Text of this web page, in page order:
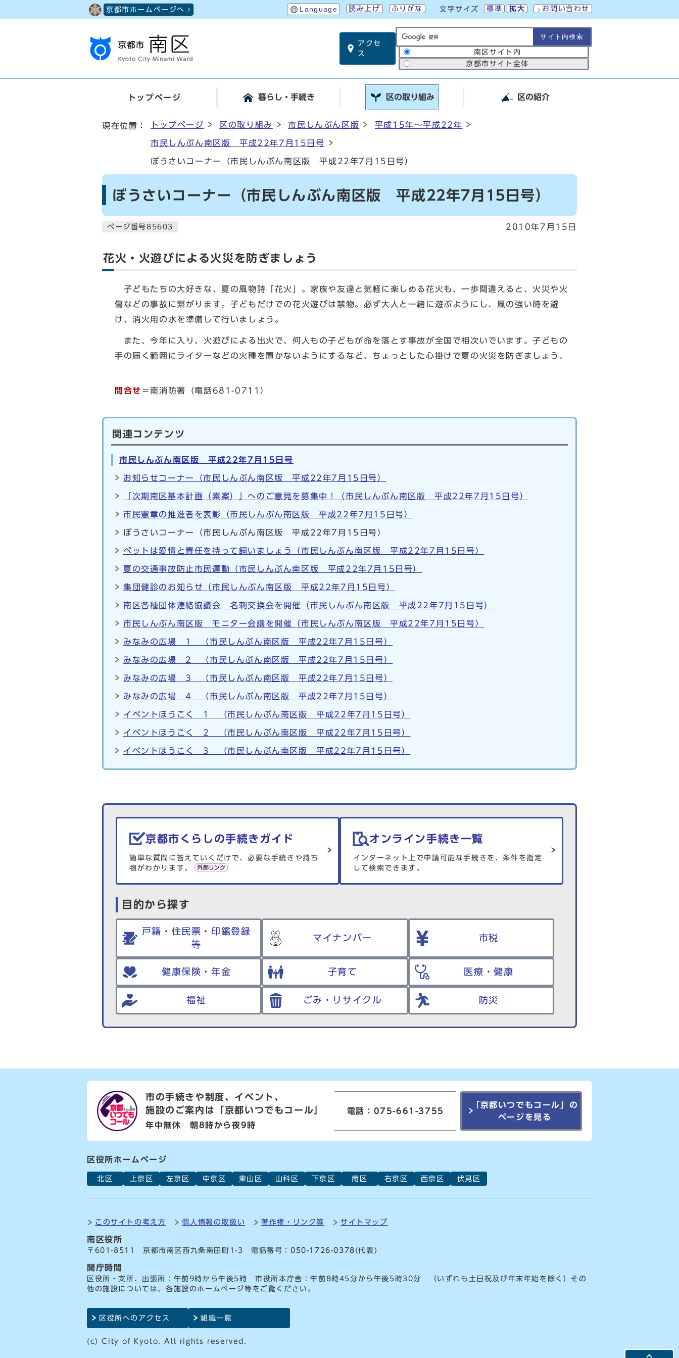
京都市ホームページへ Language 読み上げ ふりがな 文字サイズ 標準 拡大 お問い合わせ
アクセ
ス
サイト内検索の範囲
南区サイト内
京都市サイト全体
トップページ 暮らし・手続き 区の取り組み 区の紹介
現在位置： トップページ 区の取り組み 市民しんぶん区版 平成15年～平成22年
市民しんぶん南区版 平成22年7月15日号
ぼうさいコーナー（市民しんぶん南区版 平成22年7月15日号）
ぼうさいコーナー（市民しんぶん南区版 平成22年7月15日号）
ページ番号85603 2010年7月15日
花火・火遊びによる火災を防ぎましょう
子どもたちの大好きな、夏の風物詩「花火」。家族や友達と気軽に楽しめる花火も、一歩間違えると、火災や火
傷などの事故に繋がります。子どもだけでの花火遊びは禁物。必ず大人と一緒に遊ぶようにし、風の強い時を避
け、消火用の水を準備して行いましょう。
また、今年に入り、火遊びによる出火で、何人もの子どもが命を落とす事故が全国で相次いでいます。子どもの
手の届く範囲にライターなどの火種を置かないようにするなど、ちょっとした心掛けで夏の火災を防ぎましょう。
問合せ ＝南消防署（電話681-0711）
関連コンテンツ
市民しんぶん南区版 平成22年7月15日号
お知らせコーナー（市民しんぶん南区版 平成22年7月15日号）
「次期南区基本計画（素案）」へのご意見を募集中！（市民しんぶん南区版 平成22年7月15日号）
市民憲章の推進者を表彰（市民しんぶん南区版 平成22年7月15日号）
ぼうさいコーナー（市民しんぶん南区版 平成22年7月15日号）
ペットは愛情と責任を持って飼いましょう（市民しんぶん南区版 平成22年7月15日号）
夏の交通事故防止市民運動（市民しんぶん南区版 平成22年7月15日号）
集団健診のお知らせ（市民しんぶん南区版 平成22年7月15日号）
南区各種団体連絡協議会 名刺交換会を開催（市民しんぶん南区版 平成22年7月15日号）
市民しんぶん南区版 モニター会議を開催（市民しんぶん南区版 平成22年7月15日号）
みなみの広場 1 （市民しんぶん南区版 平成22年7月15日号）
みなみの広場 2 （市民しんぶん南区版 平成22年7月15日号）
みなみの広場 3 （市民しんぶん南区版 平成22年7月15日号）
みなみの広場 4 （市民しんぶん南区版 平成22年7月15日号）
イベントほうこく 1 （市民しんぶん南区版 平成22年7月15日号）
イベントほうこく 2 （市民しんぶん南区版 平成22年7月15日号）
イベントほうこく 3 （市民しんぶん南区版 平成22年7月15日号）
生活情報を探す
京都市くらしの手続きガイド
簡単な質問に答えていくだけで、必要な手続きや持ち
物がわかります。
オンライン手続き一覧
インターネット上で申請可能な手続きを、条件を指定
して検索できます。
目的から探す
戸籍・住民票・印鑑登録
等
マイナンバー 市税
健康保険・年金 子育て 医療・健康
福祉 ごみ・リサイクル 防災
市の手続きや制度、イベント、
施設のご案内は
「京都いつでもコール」
年中無休 朝8時から夜9時
電話：075-661-3755
「京都いつでもコール」の
ページを見る
区役所ホームページ
北区 上京区 左京区 中京区 東山区 山科区 下京区 南区 右京区 西京区 伏見区
このサイトの考え方 個人情報の取扱い 著作権・リンク等 サイトマップ
南区役所
〒601-8511 京都市南区西九条南田町1-3 電話番号：050-1726-0378 (代表)
開庁時間
区役所・支所、出張所：午前9時から午後5時 市役所本庁舎：午前8時45分から午後5時30分 （いずれも土日祝及び年末年始を除く）その
他の施設については、各施設のホームページ等をご覧ください。
区役所へのアクセス 組織一覧
(c) City of Kyoto. All rights reserved.